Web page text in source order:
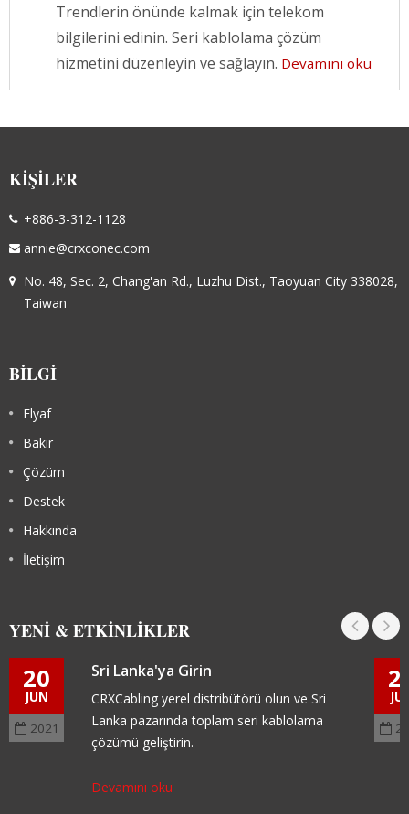
Trendlerin önünde kalmak için telekom
bilgilerini edinin. Seri kablolama çözüm
hizmetini düzenleyin ve sağlayın. Devamını oku
KIŞILER
+886-3-312-1128
annie@crxconec.com
No. 48, Sec. 2, Chang'an Rd., Luzhu Dist., Taoyuan City 338028,
Taiwan
BILGI
Elyaf
Bakır
Çözüm
Destek
Hakkında
İletişim
YENI & ETKINLIKLER
20
JUN
2021
Sri Lanka'ya Girin
CRXCabling yerel distribütörü olun ve Sri
Lanka pazarında toplam seri kablolama
çözümü geliştirin.
Devamını oku